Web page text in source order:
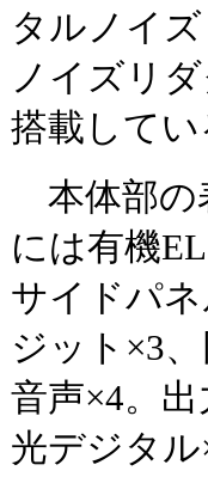
タルノイ
ノイズリ
搭載してい
本体部の
には有機
サイドパ
ジット×3
音声×4。
光デジタ